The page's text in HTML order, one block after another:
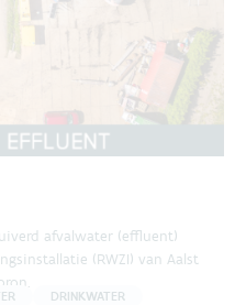
afvalwater (effluent)
(RWZI) van Aalst
DRINKWATER